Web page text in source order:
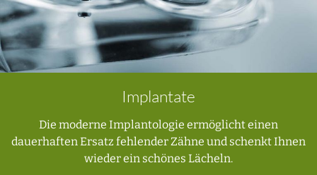
Implantate
Die moderne Implantologie ermöglicht einen
dauerhaften Ersatz fehlender Zähne und schenkt Ihnen
wieder ein schönes Lächeln.